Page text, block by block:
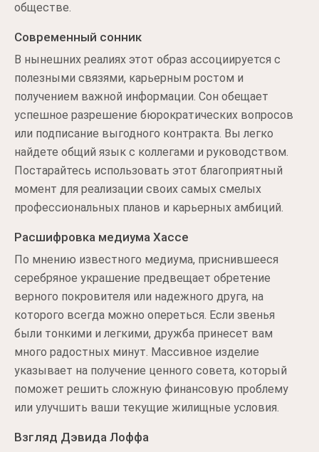
обществе.
Современный сонник
В нынешних реалиях этот образ ассоциируется с
полезными связями, карьерным ростом и
получением важной информации. Сон обещает
успешное разрешение бюрократических вопросов
или подписание выгодного контракта. Вы легко
найдете общий язык с коллегами и руководством.
Постарайтесь использовать этот благоприятный
момент для реализации своих самых смелых
профессиональных планов и карьерных амбиций.
Расшифровка медиума Хассе
По мнению известного медиума, приснившееся
серебряное украшение предвещает обретение
верного покровителя или надежного друга, на
которого всегда можно опереться. Если звенья
были тонкими и легкими, дружба принесет вам
много радостных минут. Массивное изделие
указывает на получение ценного совета, который
поможет решить сложную финансовую проблему
или улучшить ваши текущие жилищные условия.
Взгляд Дэвида Лоффа